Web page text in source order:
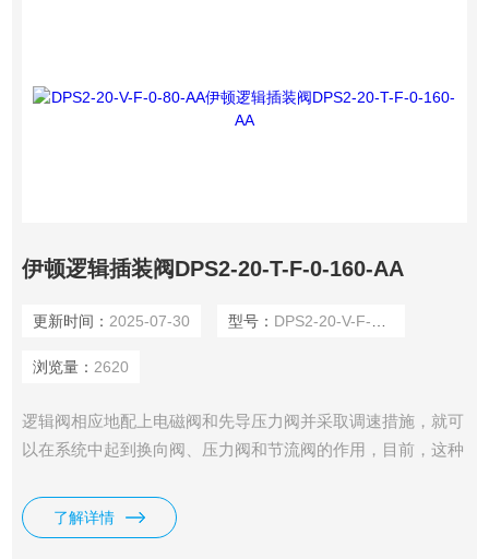
伊顿逻辑插装阀DPS2-20-T-F-0-160-AA
更新时间： 2025-07-30 型号： DPS2-20-V-F-0-80-AA
浏览量： 2620
逻辑阀相应地配上电磁阀和先导压力阀并采取调速措施，就可
以在系统中起到换向阀、压力阀和节流阀的作用，目前，这种
围：大型机床、折床、压铸机、塑料射出成型机、轧铜机及各
种重型产业机械及车辆和船舶等。.我司供应有伊顿逻辑插装
了解详情